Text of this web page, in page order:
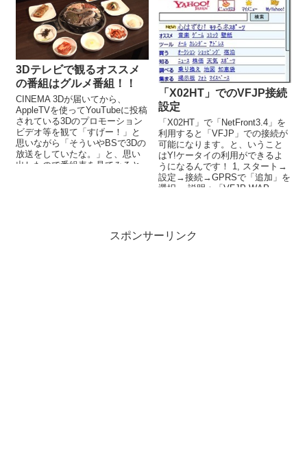
3Dテレビで観るオススメ
の番組はグルメ番組！！
CINEMA 3Dが届いてから、
AppleTVを使ってYouTubeに投稿
されている3Dのプロモーション
ビデオ等を観て「すげー！」と
思いながら「そういやBSで3Dの
放送をしていたな。」と、思い
出したので番組表を見てみると
「X02HT」でのVFJP接続
設定
「X02HT」で「NetFront3.4」を
利用すると「VFJP」での接続が
可能になります。と、いうこと
はY!ケータイの利用ができるよ
うになるんです！ 1, スタート→
設定→接続→GPRSで「追加」を
選択 ・説明：「VFJP WAP」 ...
スポンサーリンク